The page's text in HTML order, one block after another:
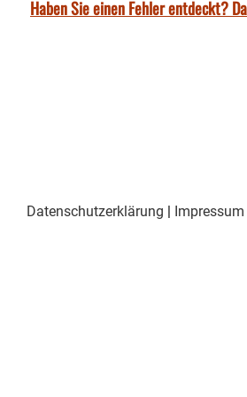
Haben Sie einen Fehler entdeckt?
Datenschutzerklärung | Impressum